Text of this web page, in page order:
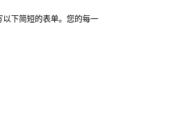
下简短的表单。您的每一